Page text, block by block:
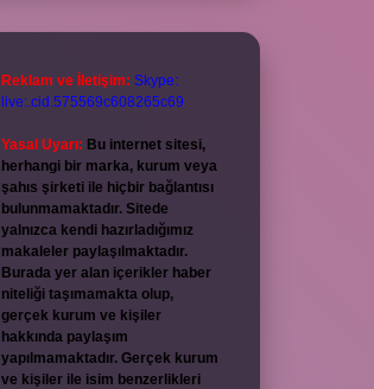
Reklam ve İletişim: Skype:
live:.cid.575569c608265c69
Yasal Uyarı: Bu internet sitesi,
herhangi bir marka, kurum veya
şahıs şirketi ile hiçbir bağlantısı
bulunmamaktadır. Sitede
yalnızca kendi hazırladığımız
makaleler paylaşılmaktadır.
Burada yer alan içerikler haber
niteliği taşımamakta olup,
gerçek kurum ve kişiler
hakkında paylaşım
yapılmamaktadır. Gerçek kurum
ve kişiler ile isim benzerlikleri